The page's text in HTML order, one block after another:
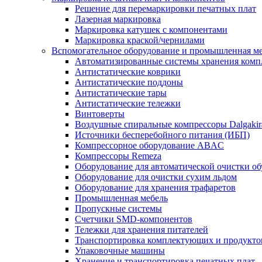
Решение для перемаркировки печатных плат
Лазерная маркировка
Маркировка катушек с компонентами
Маркировка краской/чернилами
Вспомогательное оборудование и промышленная
Автоматизированные системы хранения
Антистатические коврики
Антистатические поддоны
Антистатические тары
Антистатические тележки
Винтоверты
Воздушные спиральные компрессоры
Источники бесперебойного питания (ИБП)
Компрессорное оборудование ABAC
Компрессоры Remeza
Оборудование для автоматической очистки
Оборудование для очистки сухим льдом
Оборудование для хранения трафаретов
Промышленная мебель
Пропускные системы
Счетчики SMD-компонентов
Тележки для xранения питателей
Транспортировка комплектующих и
Упаковочные машины